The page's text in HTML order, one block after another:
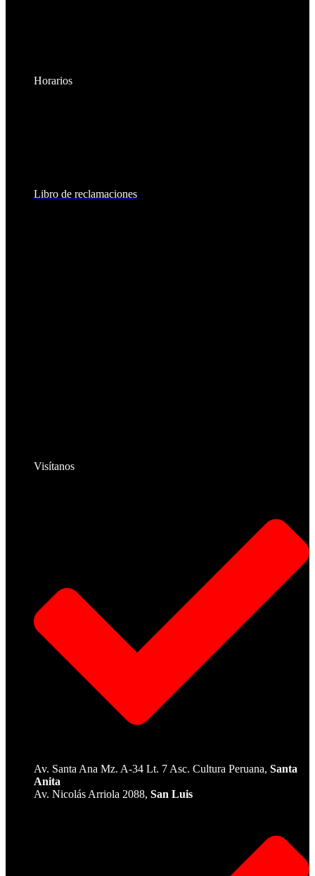
Horarios
Libro de reclamaciones
Visítanos
Av. Santa Ana Mz. A-34 Lt. 7 Asc. Cultura Peruana, Santa
Anita
Av. Nicolás Arriola 2088, San Luis